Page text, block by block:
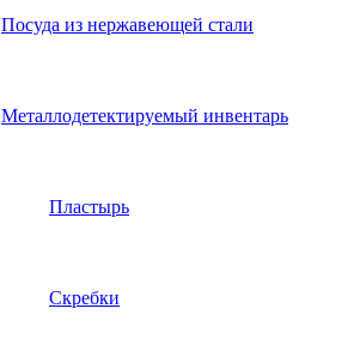
Посуда из нержавеющей стали
Металлодетектируемый инвентарь
Пластырь
Скребки